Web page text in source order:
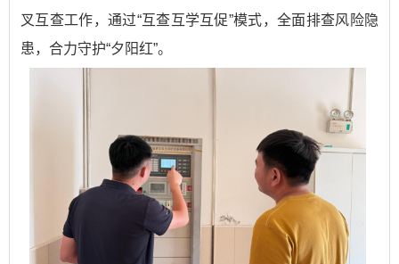
叉互查工作，通过“互查互学互促”模式，全面排查风险隐
患，合力守护“夕阳红”。